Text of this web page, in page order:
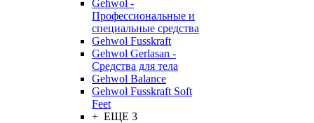
Gehwol -
Профессиональные и
специальные средства
Gehwol Fusskraft
Gehwol Gerlasan -
Средства для тела
Gehwol Balance
Gehwol Fusskraft Soft
Feet
+ ЕЩЕ 3